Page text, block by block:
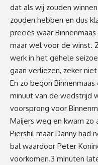
dat als wij zouden
zouden hebben en dus
precies waar
maar wel voor de winst.
werk in het gehele
gaan verliezen, zeker
En zo begon
minuut van de wedstrijd
voorsprong voor
Maijers weg en kwam
Piershil maar Danny had
bal waardoor Peter
voorkomen.3 minuten